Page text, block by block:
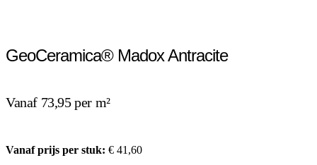
GeoCeramica® Madox Antracite
Vanaf 73,95 per m²
Vanaf prijs per stuk: € 41,60